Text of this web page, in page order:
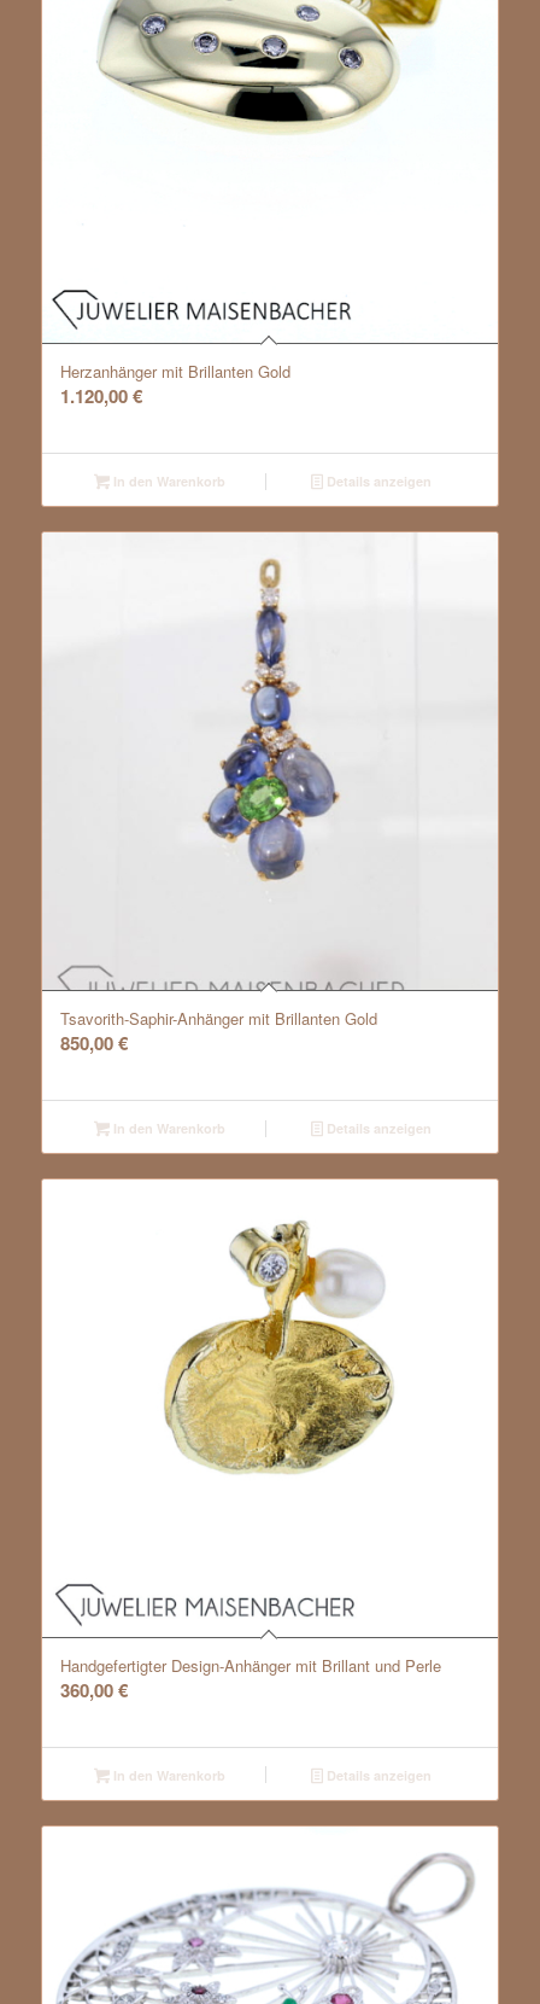
Herzanhänger mit Brillanten Gold
1.120,00€
In den Warenkorb Details anzeigen
Tsavorith-Saphir-Anhänger mit Brillanten Gold
850,00€
In den Warenkorb Details anzeigen
Handgefertigter Design-Anhänger mit Brillant und Perle
360,00€
In den Warenkorb Details anzeigen